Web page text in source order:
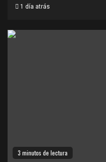
1 día atrás
3 minutos de lectura